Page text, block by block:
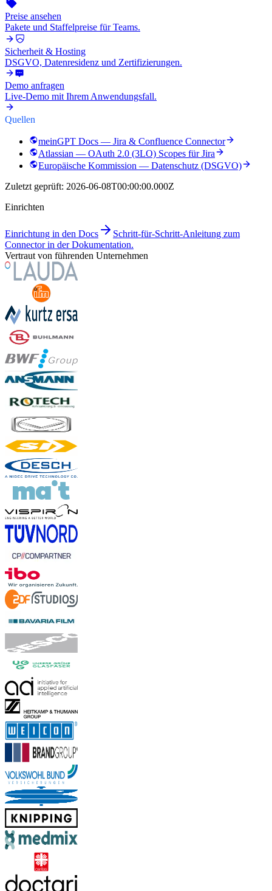
Preise ansehen
Pakete und Staffelpreise für Teams.
Sicherheit & Hosting
DSGVO, Datenresidenz und Zertifizierungen.
Demo anfragen
Live-Demo mit Ihrem Anwendungsfall.
Quellen
meinGPT Docs — Jira & Confluence Connector
Atlassian — OAuth 2.0 (3LO) Scopes für Jira
Europäische Kommission — Datenschutz (DSGVO)
Zuletzt geprüft: 2026-06-08T00:00:00.000Z
Einrichten
Einrichtung in den Docs
Schritt-für-Schritt-Anleitung zum
Connector in der Dokumentation.
Vertraut von führenden Unternehmen